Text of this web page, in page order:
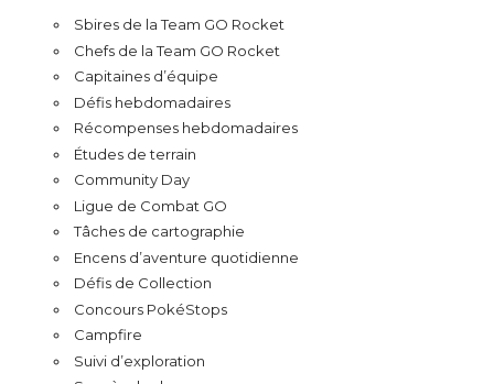
Sbires de la Team GO Rocket
Chefs de la Team GO Rocket
Capitaines d’équipe
Défis hebdomadaires
Récompenses hebdomadaires
Études de terrain
Community Day
Ligue de Combat GO
Tâches de cartographie
Encens d’aventure quotidienne
Défis de Collection
Concours PokéStops
Campfire
Suivi d’exploration